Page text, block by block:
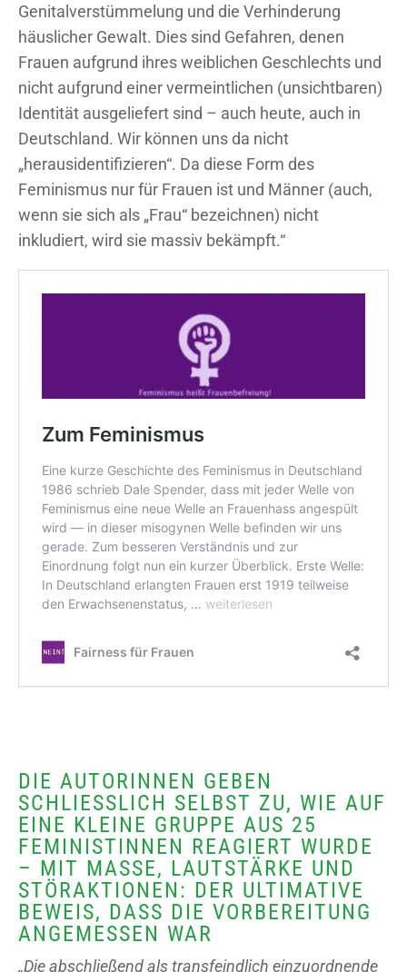
Genitalverstümmelung und die Verhinderung
häuslicher Gewalt. Dies sind Gefahren, denen
Frauen aufgrund ihres weiblichen Geschlechts und
nicht aufgrund einer vermeintlichen (unsichtbaren)
Identität ausgeliefert sind – auch heute, auch in
Deutschland. Wir können uns da nicht
„herausidentifizieren“. Da diese Form des
Feminismus nur für Frauen ist und Männer (auch,
wenn sie sich als „Frau“ bezeichnen) nicht
inkludiert, wird sie massiv bekämpft.“
DIE AUTORINNEN GEBEN
SCHLIESSLICH SELBST ZU, WIE AUF E
INE KLEINE GRUPPE AUS 25 F
EMINISTINNEN REAGIERT WURDE –
MIT MASSE, LAUTSTÄRKE UND S
TÖRAKTIONEN: DER ULTIMATIVE B
EWEIS, DASS DIE VORBEREITUNG A
NGEMESSEN WAR
„Die abschließend als transfeindlich einzuordnende